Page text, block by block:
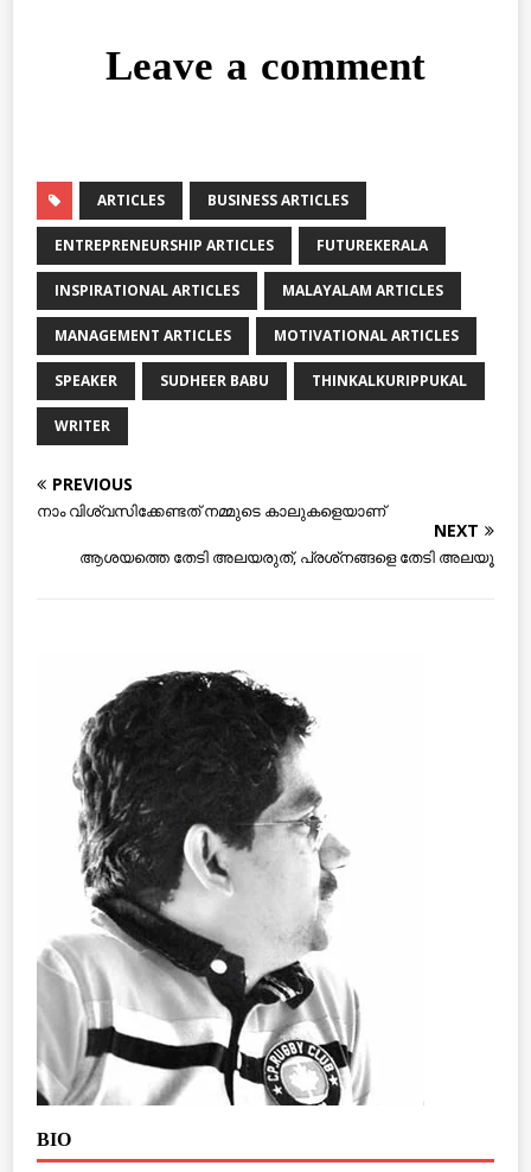
Leave a comment
ARTICLES BUSINESS ARTICLES
ENTREPRENEURSHIP ARTICLES FUTUREKERALA
INSPIRATIONAL ARTICLES MALAYALAM ARTICLES
MANAGEMENT ARTICLES MOTIVATIONAL ARTICLES
SPEAKER SUDHEER BABU THINKALKURIPPUKAL
WRITER
PREVIOUS
നാം വിശ്വസിക്കേണ്ടത് നമ്മുടെ കാലുകളെയാണ്
NEXT
ആശയത്തെ തേടി അലയരുത്, പ്രശ്‌നങ്ങളെ തേടി അലയൂ
BIO